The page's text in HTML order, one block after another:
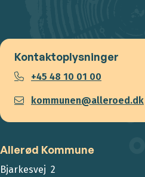
Kontaktoplysninger
+45 48 10 01 00
kommunen@alleroed.dk
Allerød Kommune
Bjarkesvej 2